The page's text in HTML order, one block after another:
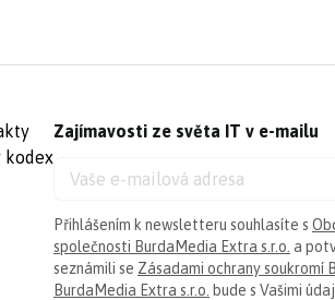
kodex
Zajímavosti ze světa IT v e-mailu
Přihlášením k newsletteru souhlasíte s
společnosti BurdaMedia Extra s.r.o. a
seznámili se Zásadami ochrany soukromí
BurdaMedia Extra s.r.o. bude s Vašimi